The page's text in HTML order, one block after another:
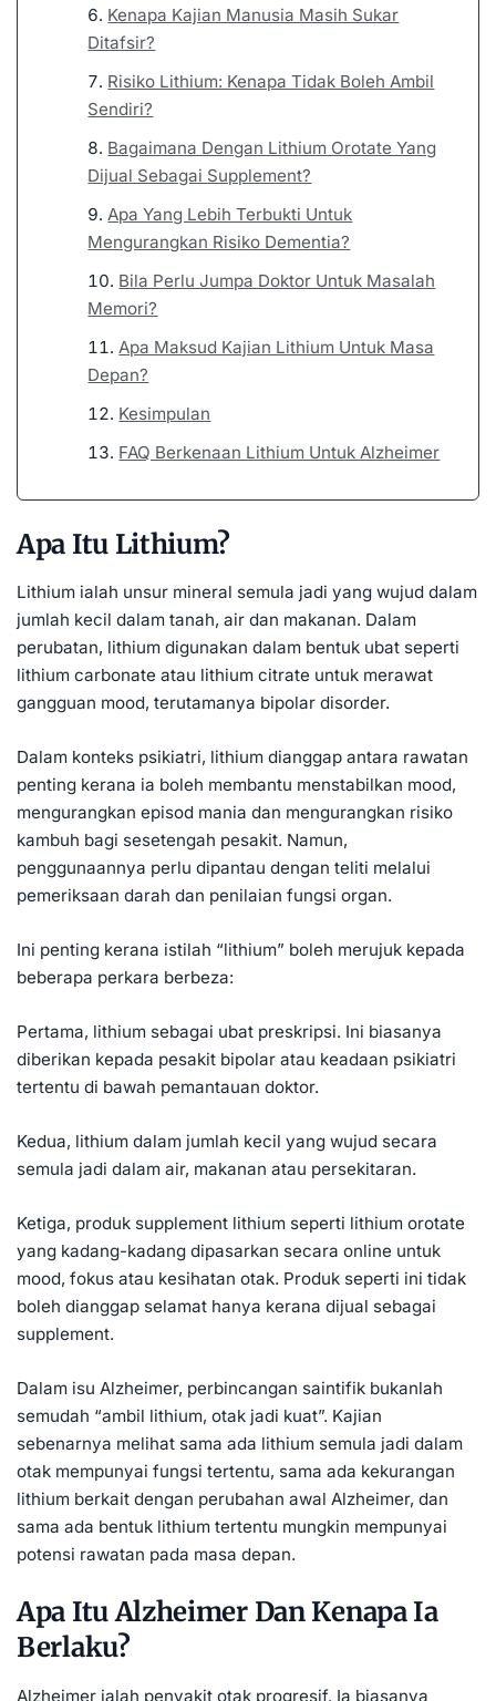
Kenapa Kajian Manusia Masih Sukar
Ditafsir?
Risiko Lithium: Kenapa Tidak Boleh Ambil
Sendiri?
Bagaimana Dengan Lithium Orotate Yang
Dijual Sebagai Supplement?
Apa Yang Lebih Terbukti Untuk
Mengurangkan Risiko Dementia?
Bila Perlu Jumpa Doktor Untuk Masalah
Memori?
Apa Maksud Kajian Lithium Untuk Masa
Depan?
Kesimpulan
FAQ Berkenaan Lithium Untuk Alzheimer
Apa Itu Lithium?
Lithium ialah unsur mineral semula jadi yang wujud dalam
jumlah kecil dalam tanah, air dan makanan. Dalam
perubatan, lithium digunakan dalam bentuk ubat seperti
lithium carbonate atau lithium citrate untuk merawat
gangguan mood, terutamanya bipolar disorder.
Dalam konteks psikiatri, lithium dianggap antara rawatan
penting kerana ia boleh membantu menstabilkan mood,
mengurangkan episod mania dan mengurangkan risiko
kambuh bagi sesetengah pesakit. Namun,
penggunaannya perlu dipantau dengan teliti melalui
pemeriksaan darah dan penilaian fungsi organ.
Ini penting kerana istilah “lithium” boleh merujuk kepada
beberapa perkara berbeza:
Pertama, lithium sebagai ubat preskripsi. Ini biasanya
diberikan kepada pesakit bipolar atau keadaan psikiatri
tertentu di bawah pemantauan doktor.
Kedua, lithium dalam jumlah kecil yang wujud secara
semula jadi dalam air, makanan atau persekitaran.
Ketiga, produk supplement lithium seperti lithium orotate
yang kadang-kadang dipasarkan secara online untuk
mood, fokus atau kesihatan otak. Produk seperti ini tidak
boleh dianggap selamat hanya kerana dijual sebagai
supplement.
Dalam isu Alzheimer, perbincangan saintifik bukanlah
semudah “ambil lithium, otak jadi kuat”. Kajian
sebenarnya melihat sama ada lithium semula jadi dalam
otak mempunyai fungsi tertentu, sama ada kekurangan
lithium berkait dengan perubahan awal Alzheimer, dan
sama ada bentuk lithium tertentu mungkin mempunyai
potensi rawatan pada masa depan.
Apa Itu Alzheimer Dan Kenapa Ia
Berlaku?
Alzheimer ialah penyakit otak progresif. Ia biasanya